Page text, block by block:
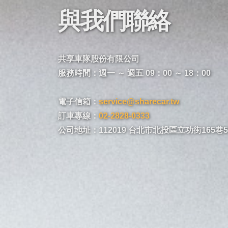
與我們聯絡
共享車隊股份有限公司
服務時間：週一 ～ 週五 09：00 ～ 18：00
電子信箱： service@sharecar.tw
訂車專線： 02-2828-0333
公司地址：112019 台北市北投區立功街165巷